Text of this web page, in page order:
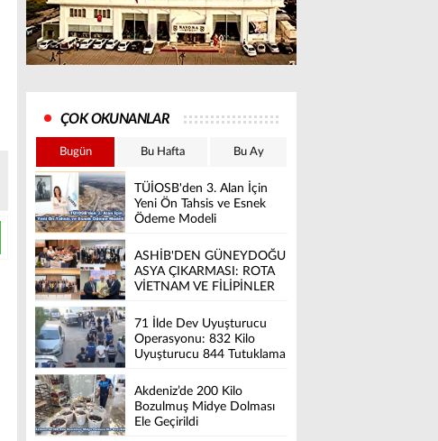
ÇOK OKUNANLAR
Bugün Bu Hafta Bu Ay
TÜİOSB'den 3. Alan İçin
Yeni Ön Tahsis ve Esnek
Ödeme Modeli
ASHİB'DEN GÜNEYDOĞU
ASYA ÇIKARMASI: ROTA
VİETNAM VE FİLİPİNLER
71 İlde Dev Uyuşturucu
Operasyonu: 832 Kilo
Uyuşturucu 844 Tutuklama
Akdeniz’de 200 Kilo
Bozulmuş Midye Dolması
Ele Geçirildi